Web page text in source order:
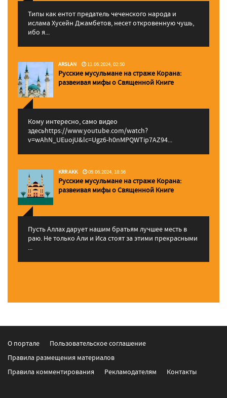
Типы как ентот предатель чеченского народа и
ислама Хусейн Джамбетов, несет откровенную чушь,
ибо я...
ARSLAN 11.06.2024, 02:50
Русские мусульмане на страже Корана:
pазвеивая мифы о Священной Книге
Кому интересно, само видео
здесьhttps://www.youtube.com/watch?
v=wAhN_UEuojU&lc=Ugz6-h0nMPQWTip7AZ94...
KRR AKK 09.06.2024, 18:56
Русские мусульмане на страже Корана:
pазвеивая мифы о Священной Книге
Пусть Аллах дарует нашим братьям лучшее месть в
раю. Не только Али и Иса стоят за этими прекрасными
О портале
Пользовательское соглашение
Правила размещения материалов
Правила комментирования
Рекламодателям Контакты